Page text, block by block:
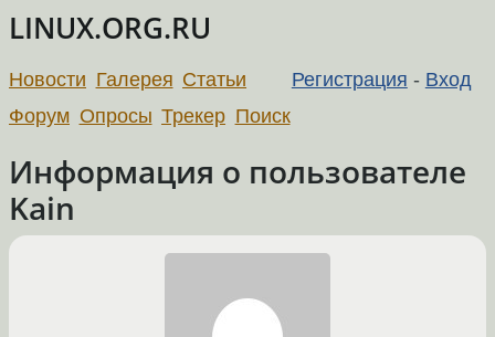
LINUX.ORG.RU
Регистрация - Вход
Новости Галерея Статьи
Форум Опросы Трекер Поиск
Информация о пользователе
Kain